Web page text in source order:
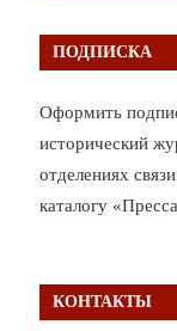
ПОДПИСКА
Оформить
исторический
отделениях
каталогу
КОНТАКТЫ